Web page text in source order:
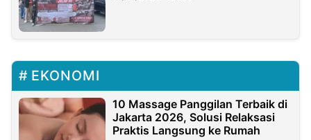
EKONOMI
10 Massage Panggilan Terbaik di
Jakarta 2026, Solusi Relaksasi
Praktis Langsung ke Rumah